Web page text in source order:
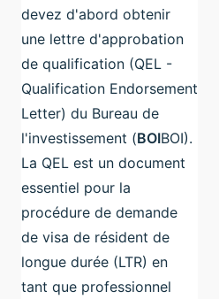
devez d'abord obtenir
une lettre d'approbation
de qualification (QEL -
Qualification Endorsement
Letter) du Bureau de
l'investissement (BOIBOI).
La QEL est un document
essentiel pour la
procédure de demande
de visa de résident de
longue durée (LTR) en
tant que professionnel